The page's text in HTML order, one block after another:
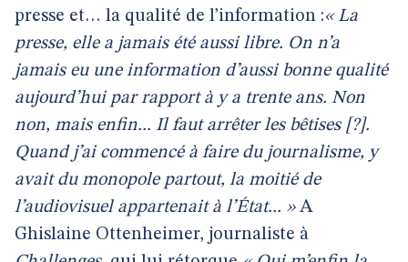
presse et… la qualité de l’information :« La
presse, elle a jamais été aussi libre. On n’a
jamais eu une information d’aussi bonne qualité
aujourd’hui par rapport à y a trente ans. Non
non, mais enfin... Il faut arrêter les bêtises [?].
Quand j’ai commencé à faire du journalisme, y
avait du monopole partout, la moitié de
l’audiovisuel appartenait à l’État... »A
Ghislaine Ottenheimer, journaliste à